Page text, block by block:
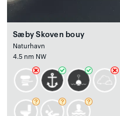
Sæby Skoven bouy
Naturhavn
4.5 nm NW